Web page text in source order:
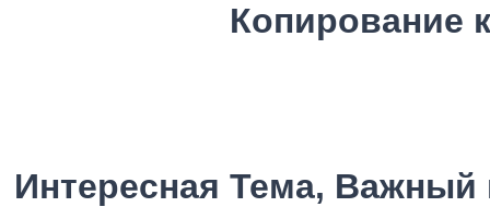
Копирование
Интересная Тема,